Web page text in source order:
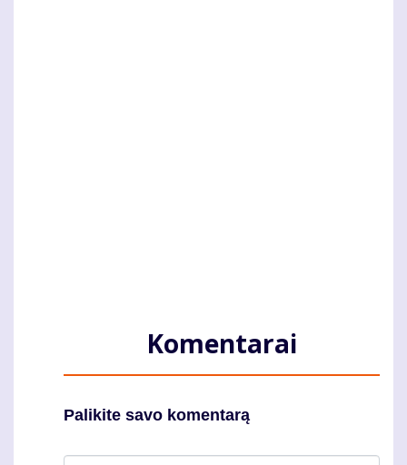
Komentarai
Palikite savo komentarą